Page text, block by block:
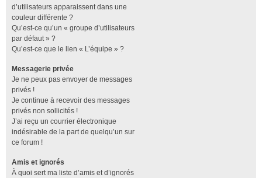
d’utilisateurs apparaissent dans une
couleur différente ?
Qu’est-ce qu’un « groupe d’utilisateurs
par défaut » ?
Qu’est-ce que le lien « L’équipe » ?
Messagerie privée
Je ne peux pas envoyer de messages
privés !
Je continue à recevoir des messages
privés non sollicités !
J’ai reçu un courrier électronique
indésirable de la part de quelqu’un sur
ce forum !
Amis et ignorés
À quoi sert ma liste d’amis et d’ignorés